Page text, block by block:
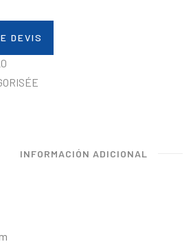
DEVIS
INFORMACIÓN ADICIONAL